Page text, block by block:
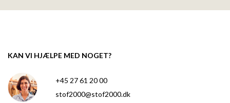
KAN VI HJÆLPE MED NOGET?
+45 27 61 20 00
stof2000@stof2000.dk